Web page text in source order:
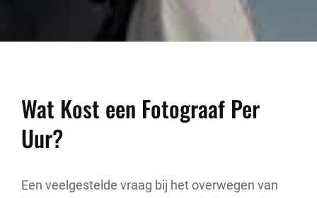
Wat Kost een Fotograaf Per
Uur?
Een veelgestelde vraag bij het overwegen van